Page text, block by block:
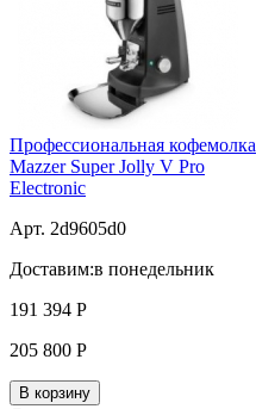
Профессиональная кофемолка
Mazzer Super Jolly V Pro
Electronic
Арт. 2d9605d0
Доставим:в понедельник
191 394 Р
205 800 Р
В корзину